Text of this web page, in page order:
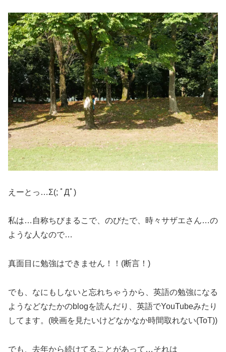
えーとっ…Σ(; ﾟДﾟ)
私は…自称ちびまるこで、のびたで、時々サザエさん…の
ような人なので…
真面目に勉強はできません！！(断言！)
でも、なにもしないと忘れちゃうから、英語の勉強になる
ようなどなたかのblogを読んだり、英語でYouTubeみたり
してます。(映画を見たいけどなかなか時間取れない(ToT))
でも、去年から続けてることがあって…それは